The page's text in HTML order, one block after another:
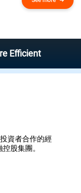
資者合作的經
股集團。